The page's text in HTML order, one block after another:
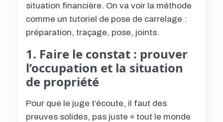
situation financière. On va voir la méthode
comme un tutoriel de pose de carrelage :
préparation, traçage, pose, joints.
1. Faire le constat : prouver
l’occupation et la situation
de propriété
Pour que le juge t’écoute, il faut des
preuves solides, pas juste « tout le monde